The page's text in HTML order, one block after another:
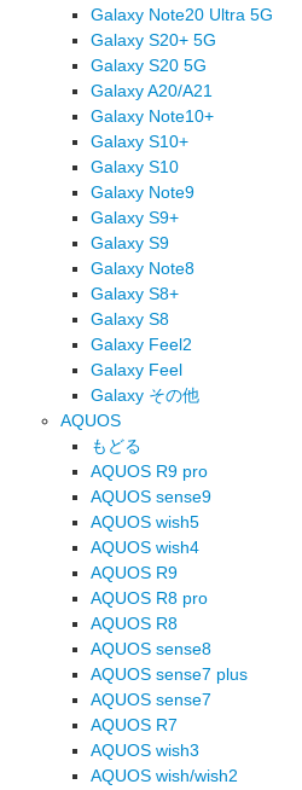
Galaxy Note20 Ultra 5G
Galaxy S20+ 5G
Galaxy S20 5G
Galaxy A20/A21
Galaxy Note10+
Galaxy S10+
Galaxy S10
Galaxy Note9
Galaxy S9+
Galaxy S9
Galaxy Note8
Galaxy S8+
Galaxy S8
Galaxy Feel2
Galaxy Feel
Galaxy その他
AQUOS
もどる
AQUOS R9 pro
AQUOS sense9
AQUOS wish5
AQUOS wish4
AQUOS R9
AQUOS R8 pro
AQUOS R8
AQUOS sense8
AQUOS sense7 plus
AQUOS sense7
AQUOS R7
AQUOS wish3
AQUOS wish/wish2